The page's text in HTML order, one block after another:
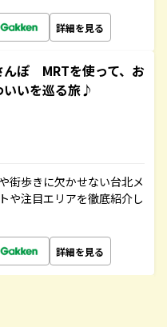
詳細を見る
んぽ MRTを使って、お
いいを巡る旅♪
街歩きに欠かせない台北メ
や注目エリアを徹底紹介し
詳細を見る